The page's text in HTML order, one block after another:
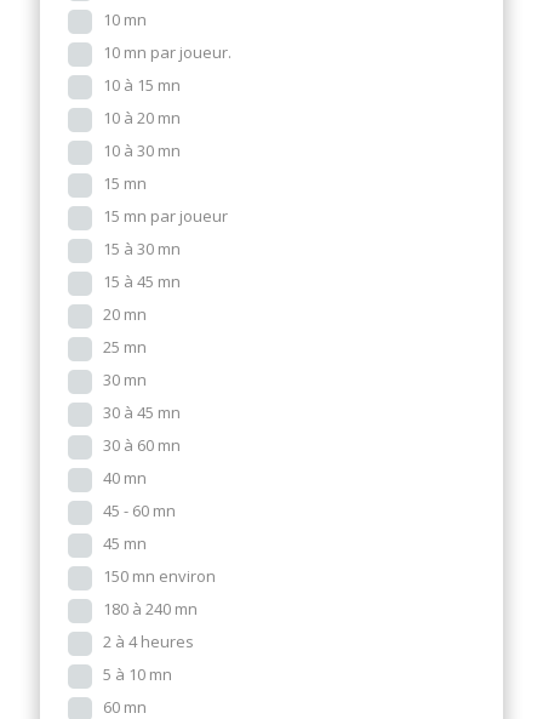
10 mn
10 mn par joueur.
10 à 15 mn
10 à 20 mn
10 à 30 mn
15 mn
15 mn par joueur
15 à 30 mn
15 à 45 mn
20 mn
25 mn
30 mn
30 à 45 mn
30 à 60 mn
40 mn
45 - 60 mn
45 mn
150 mn environ
180 à 240 mn
2 à 4 heures
5 à 10 mn
60 mn